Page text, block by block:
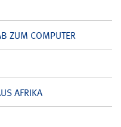
ZUM COMPUTER
AFRIKA